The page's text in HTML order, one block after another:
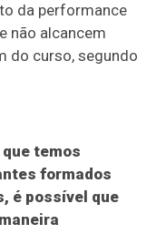
da performance
não alcancem
do curso, segundo
temos
formados
é possível que